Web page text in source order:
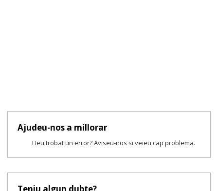
Ajudeu-nos a millorar
Heu trobat un error? Aviseu-nos si veieu cap problema.